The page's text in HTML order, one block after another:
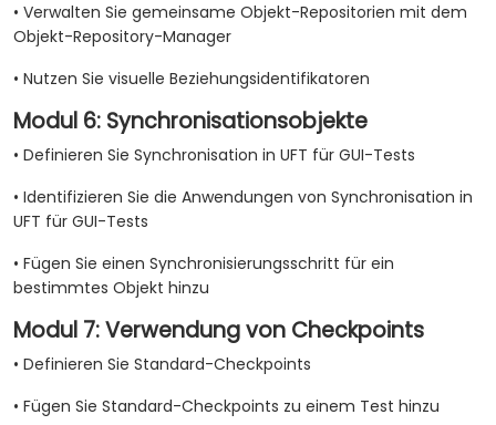
• Verwalten Sie gemeinsame Objekt-Repositorien mit dem
Objekt-Repository-Manager
• Nutzen Sie visuelle Beziehungsidentifikatoren
Modul 6: Synchronisationsobjekte
• Definieren Sie Synchronisation in UFT für GUI-Tests
• Identifizieren Sie die Anwendungen von Synchronisation in
UFT für GUI-Tests
• Fügen Sie einen Synchronisierungsschritt für ein
bestimmtes Objekt hinzu
Modul 7: Verwendung von Checkpoints
• Definieren Sie Standard-Checkpoints
• Fügen Sie Standard-Checkpoints zu einem Test hinzu